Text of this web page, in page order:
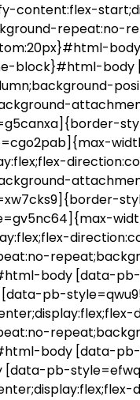
block}#html-
body [data-
pb-
body [data-
pb-